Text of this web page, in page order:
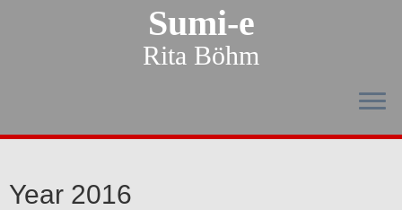
Sumi-e
Rita Böhm
Year 2016